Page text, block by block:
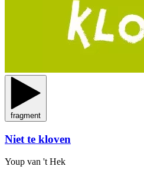
fragment
Niet te kloven
Youp van 't Hek